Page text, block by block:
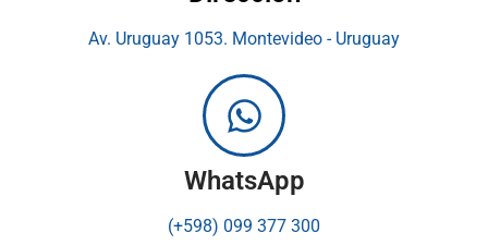
Av. Uruguay 1053. Montevideo - Uruguay
WhatsApp
(+598) 099 377 300